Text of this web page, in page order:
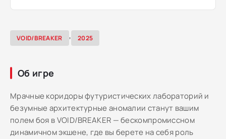
VOID/BREAKER , 2025
Об игре
Мрачные коридоры футуристических лабораторий и
безумные архитектурные аномалии станут вашим
полем боя в VOID/BREAKER — бескомпромиссном
динамичном экшене, где вы берете на себя роль